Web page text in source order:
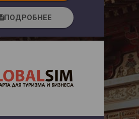
descriptionПОДРОБНЕЕ